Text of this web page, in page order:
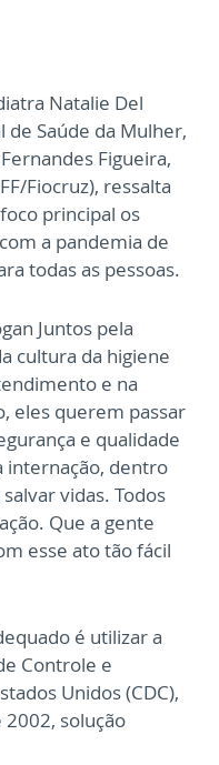
Natalie Del
de Saúde da Mulher,
Figueira,
Fiocruz), ressalta
principal os
a pandemia de
todas as pessoas.
Juntos pela
cultura da higiene
e na
eles querem passar
e qualidade
internação, dentro
vidas. Todos
Que a gente
esse ato tão fácil
é utilizar a
Controle e
Unidos (CDC),
solução